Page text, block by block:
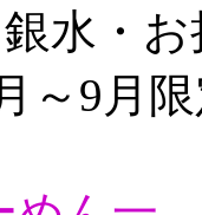
ち帰
～9月